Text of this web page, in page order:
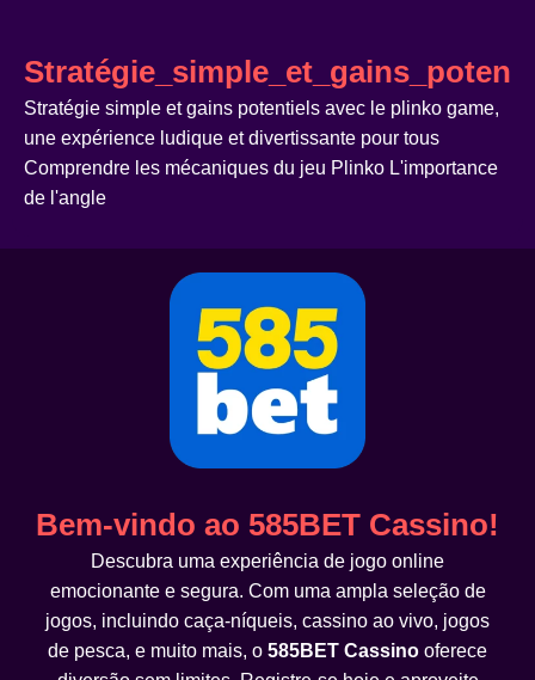
Stratégie simple et gains potentiels avec le plinko game,
une expérience ludique et divertissante pour tous
Comprendre les mécaniques du jeu Plinko L'importance
de l'angle
Bem-vindo ao 585BET Cassino!
Descubra uma experiência de jogo online
emocionante e segura. Com uma ampla seleção de
jogos, incluindo caça-níqueis, cassino ao vivo, jogos
de pesca, e muito mais, o 585BET Cassino oferece